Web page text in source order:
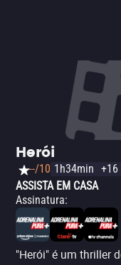
Herói
--/10 1h34min +16
ASSISTA EM CASA
Assinatura:
"Herói" é um thriller